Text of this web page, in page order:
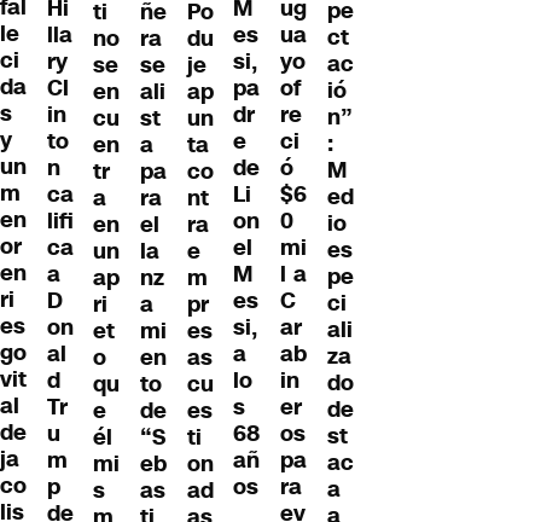
fal
le
ci
da
s
y
un
m
en
or
en
ri
es
go
vit
al
de
ja
co
lis
Hi
lla
ry
Cl
in
to
n
ca
lifi
ca
a
D
on
al
d
Tr
u
m
p
de
ti
no
se
en
cu
en
tr
a
en
un
ap
ri
et
o
qu
e
él
mi
s
ñe
ra
se
ali
st
a
pa
ra
el
la
nz
a
mi
en
to
de
“S
eb
as
Po
du
je
ap
un
ta
co
nt
ra
e
m
pr
es
as
cu
es
ti
on
ad
M
es
si,
pa
dr
e
de
Li
on
el
M
es
si,
a
lo
s
68
añ
os
ug
ua
yo
of
re
ci
ó
$6
0
mi
l a
C
ar
ab
in
er
os
pa
ra
ev
pe
ct
ac
ió
n”
:
M
ed
io
es
pe
ci
ali
za
do
de
st
ac
a